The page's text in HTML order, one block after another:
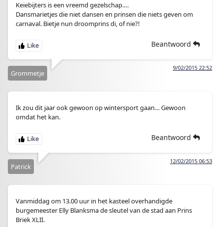
Keiebijters is een vreemd gezelschap….
Dansmarietjes die niet dansen en prinsen die niets geven om
carnaval. Bietje nun droomprins di, of nie?!
Beantwoord
9/02/2015 22:52
Grommetje
Ik zou dit jaar ook gewoon op wintersport gaan… Gewoon
omdat het kan.
Beantwoord
12/02/2015 06:53
Patrick
Vanmiddag om 13.00 uur in het kasteel overhandigde
burgemeester Elly Blanksma de sleutel van de stad aan Prins
Briek XLII.